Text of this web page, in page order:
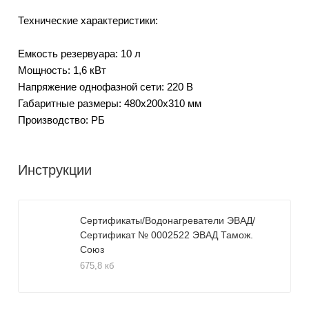
Технические характеристики:
Емкость резервуара: 10 л
Мощность: 1,6 кВт
Напряжение однофазной сети: 220 В
Габаритные размеры: 480х200х310 мм
Производство: РБ
Инструкции
Сертификаты/Водонагреватели ЭВАД/
Сертификат № 0002522 ЭВАД Тамож.
Союз
675,8 кб